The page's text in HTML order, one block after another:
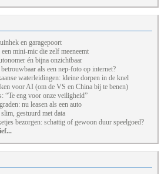
en garagepoort
mini-mic die zelf meeneemt
én bijna onzichtbaar
als een nep-foto op internet?
waterleidingen: kleine dorpen in de knel
voor AI (om de VS en China bij te benen)
“Te eng voor onze veiligheid”
nu leasen als een auto
gestuurd met data
bezorgen: schattig of gewoon duur speelgoed?